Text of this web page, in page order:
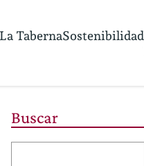
La TabernaSostenibilidad
Buscar